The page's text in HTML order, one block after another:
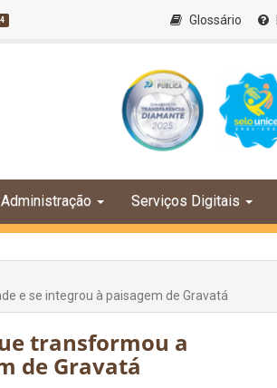
4 Glossário
Administração Serviços Digitais
e se integrou à paisagem de Gravatá
transformou a
de Gravatá